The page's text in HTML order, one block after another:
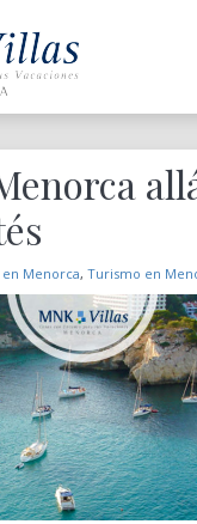
Menorca, Turismo en